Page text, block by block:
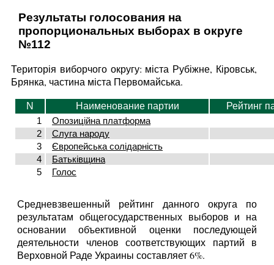
Результаты голосования на
пропорциональных выборах в округе
№112
Територія виборчого округу: міста Рубіжне, Кіровськ,
Брянка, частина міста Первомайська.
N Наименование партии
Рейтинг
1
Опозиційна платформа
2
Слуга народу
3
Європейська солідарність
4
Батьківщина
5
Голос
Средневзвешенный рейтинг данного округа по
результатам общегосударственных выборов и на
основании объективной оценки последующей
деятельности членов соответствующих партий в
Верховной Раде Украины составляет 6%.